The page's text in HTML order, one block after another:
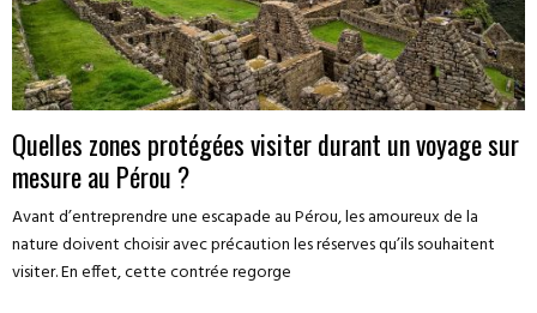
Quelles zones protégées visiter durant un voyage sur
mesure au Pérou ?
Avant d’entreprendre une escapade au Pérou, les amoureux de la
nature doivent choisir avec précaution les réserves qu’ils souhaitent
visiter. En effet, cette contrée regorge